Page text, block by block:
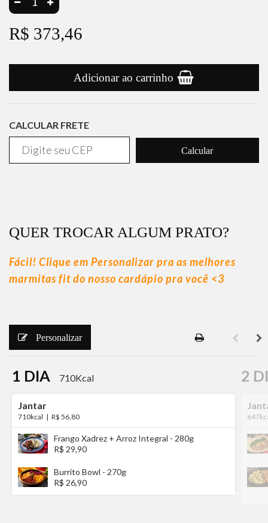
R$ 373,46
Adicionar ao carrinho
CALCULAR FRETE
Calcular
QUER TROCAR ALGUM PRATO?
Fácil! Clique em Personalizar pra as melhores
marmitas fit do nosso cardápio pra você <3
Personalizar
1 DIA 710Kcal
Jantar
710kcal | R$ 56,80
Frango Xadrez + Arroz Integral - 280g
R$ 29,90
Burrito Bowl - 270g
R$ 26,90
2